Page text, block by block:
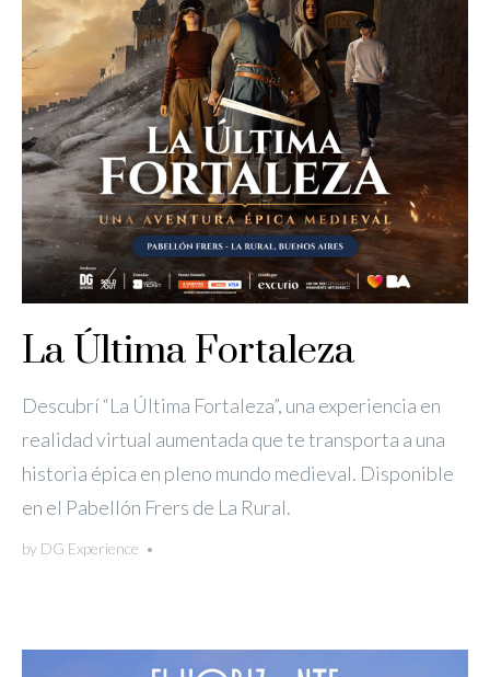
La Última Fortaleza
Descubrí “La Última Fortaleza”, una experiencia en
realidad virtual aumentada que te transporta a una
historia épica en pleno mundo medieval. Disponible
en el Pabellón Frers de La Rural.
by DG Experience •